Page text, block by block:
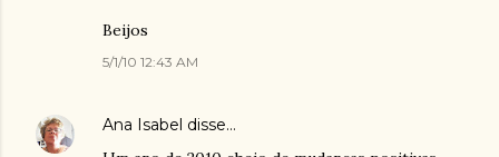
Beijos
5/1/10 12:43 AM
Ana Isabel disse…